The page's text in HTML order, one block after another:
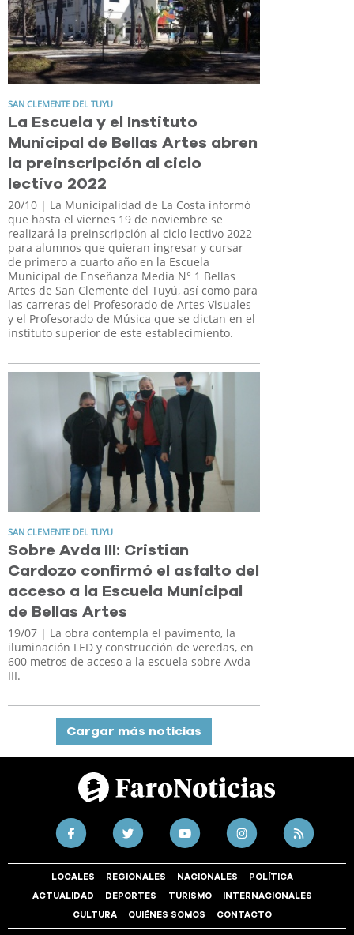
SAN CLEMENTE DEL TUYU
La Escuela y el Instituto
Municipal de Bellas Artes abren
la preinscripción al ciclo
lectivo 2022
20/10 | La Municipalidad de La Costa informó
que hasta el viernes 19 de noviembre se
realizará la preinscripción al ciclo lectivo 2022
para alumnos que quieran ingresar y cursar
de primero a cuarto año en la Escuela
Municipal de Enseñanza Media N° 1 Bellas
Artes de San Clemente del Tuyú, así como para
las carreras del Profesorado de Artes Visuales
y el Profesorado de Música que se dictan en el
instituto superior de este establecimiento.
SAN CLEMENTE DEL TUYU
Sobre Avda III: Cristian
Cardozo confirmó el asfalto del
acceso a la Escuela Municipal
de Bellas Artes
19/07 | La obra contempla el pavimento, la
iluminación LED y construcción de veredas, en
600 metros de acceso a la escuela sobre Avda
III.
Cargar más noticias
LOCALES REGIONALES NACIONALES POLÍTICA
ACTUALIDAD DEPORTES TURISMO INTERNACIONALES
CULTURA QUIÉNES SOMOS CONTACTO